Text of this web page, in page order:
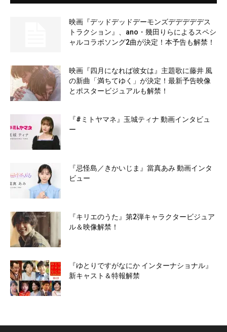
映画『デッドデッドデーモンズデデデデデス
トラクション』、ano・幾田りらによるスペシ
ャルコラボソング2曲が決定！本予告も解禁！
映画『四月になれば彼女は』主題歌に藤井 風
の新曲「満ちてゆく」が決定！最新予告映像
とポスタービジュアルも解禁！
『#ミトヤマネ』玉城ティナ 動画インタビュ
ー
『忌怪島／きかいじま』當真あみ 動画インタ
ビュー
『キリエのうた』第2弾キャラクタービジュア
ル＆映像解禁！
『ゆとりですがなにか インターナショナル』
新キャスト＆特報解禁